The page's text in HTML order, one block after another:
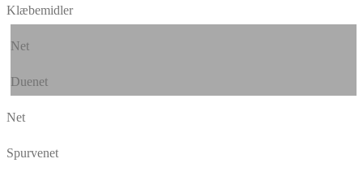
Klæbemidler
Net
Duenet
Net
Spurvenet